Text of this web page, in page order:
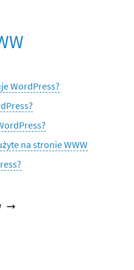
WordPress?
na stronie WWW